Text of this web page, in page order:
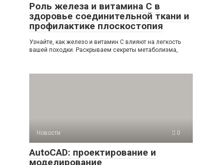
Роль железа и витамина С в
здоровье соединительной ткани и
профилактике плоскостопия
Узнайте, как железо и витамин С влияют на легкость
вашей походки. Раскрываем секреты метаболизма,
Новости 0
AutoCAD: проектирование и
моделирование